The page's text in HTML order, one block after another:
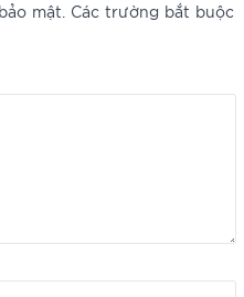
mật. Các trường bắt buộc